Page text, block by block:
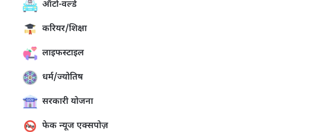
ऑटो-वर्ल्ड
करियर/शिक्षा
लाइफस्टाइल
धर्म/ज्योतिष
सरकारी योजना
फेक न्यूज एक्सपोज़